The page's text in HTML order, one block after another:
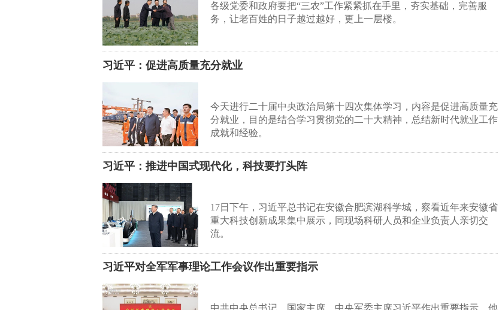
各级党委和政府要把“三农”工作紧紧抓在手里，夯实基础，完善服
务，让老百姓的日子越过越好，更上一层楼。
习近平：促进高质量充分就业
今天进行二十届中央政治局第十四次集体学习，内容是促进高质量充
分就业，目的是结合学习贯彻党的二十大精神，总结新时代就业工作
成就和经验。
习近平：推进中国式现代化，科技要打头阵
17日下午，习近平总书记在安徽合肥滨湖科学城，察看近年来安徽省
重大科技创新成果集中展示，同现场科研人员和企业负责人亲切交
流。
习近平对全军军事理论工作会议作出重要指示
中共中央总书记、国家主席、中央军委主席习近平作出重要指示。他